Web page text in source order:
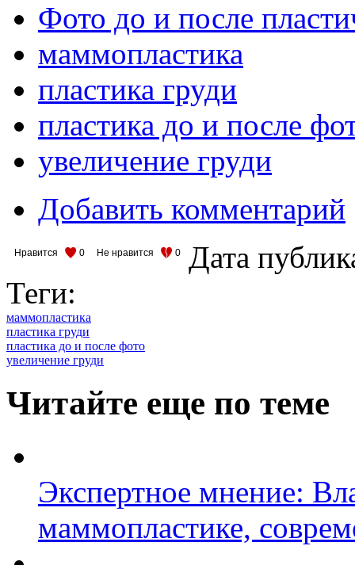
Фото до и после
маммопластика
пластика груди
пластика до и после
увеличение груди
Добавить комментарий
Нравится 0 Не нравится 0
Дата
Теги:
маммопластика
пластика груди
пластика до и после фото
увеличение груди
Читайте еще по теме
Экспертное мнение:
маммопластике,